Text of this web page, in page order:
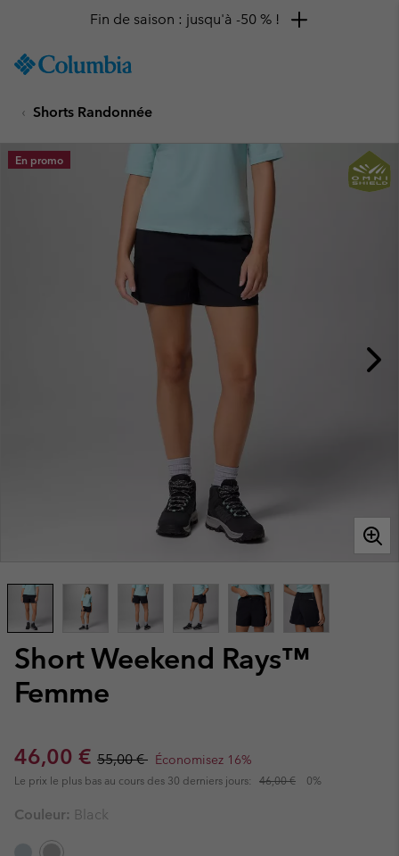
TO
SKIP
MAIN
NAV
Fin de saison : jusqu'à -50 % !
Shorts Randonnée
Short Weekend Rays™
Femme
Sale price:
46,00 € Regular price:
55,00 € Économisez 16%
Le prix le plus bas au cours des 30 derniers jours: 46,00 € 0%
En promo
Couleur: Black